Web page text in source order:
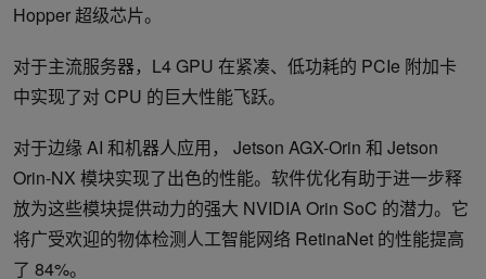
Hopper 超级芯片。
对于主流服务器，L4 GPU 在紧凑、低功耗的 PCIe 附加卡
中实现了对 CPU 的巨大性能飞跃。
对于边缘 AI 和机器人应用， Jetson AGX-Orin 和 Jetson
Orin-NX 模块实现了出色的性能。软件优化有助于进一步释
放为这些模块提供动力的强大 NVIDIA Orin SoC 的潜力。它
将广受欢迎的物体检测人工智能网络 RetinaNet 的性能提高
了 84%。